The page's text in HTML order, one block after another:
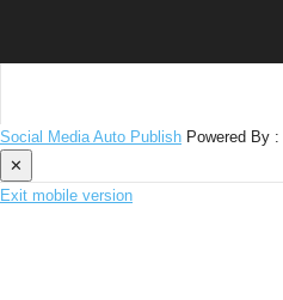
Social Media Auto Publish Powered By :
✕
Exit mobile version